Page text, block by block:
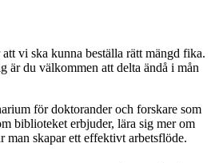
vi ska kunna beställa rätt mängd fika.
är du välkommen att delta ändå i mån
för doktorander och forskare som
biblioteket erbjuder, lära sig mer om
man skapar ett effektivt arbetsflöde.